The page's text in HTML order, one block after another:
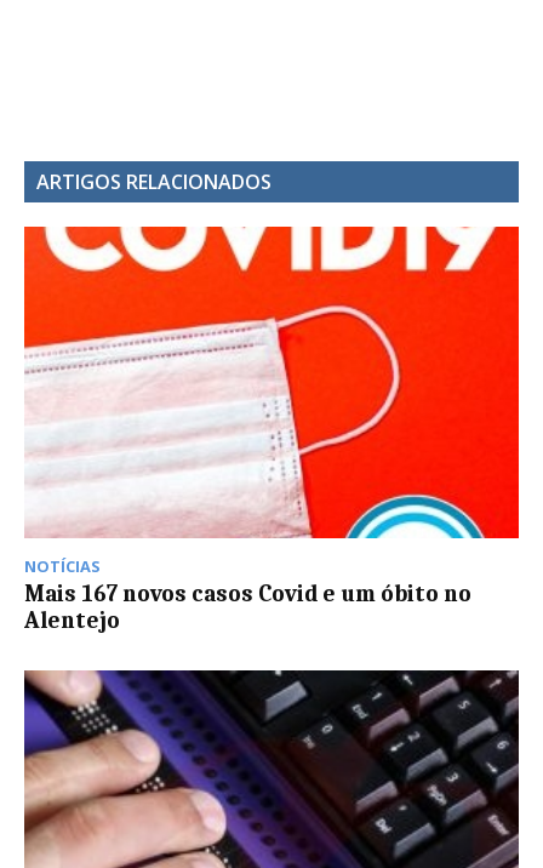
ARTIGOS RELACIONADOS
NOTÍCIAS
Mais 167 novos casos Covid e um óbito no
Alentejo